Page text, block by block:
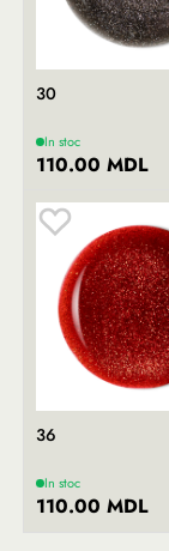
30
In stoc
110.00 MDL
36
In stoc
110.00 MDL